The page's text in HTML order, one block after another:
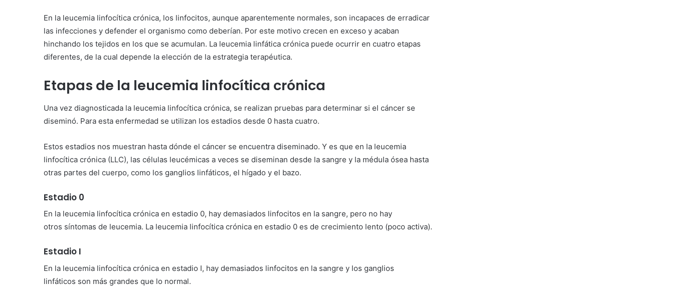
En la leucemia linfocítica crónica, los linfocitos, aunque aparentemente normales, son incapaces de erradicar
las infecciones y defender el organismo como deberían. Por este motivo crecen en exceso y acaban
hinchando los tejidos en los que se acumulan. La leucemia linfática crónica puede ocurrir en cuatro etapas
diferentes, de la cual depende la elección de la estrategia terapéutica.
Etapas de la leucemia linfocítica crónica
Una vez diagnosticada la leucemia linfocítica crónica, se realizan pruebas para determinar si el cáncer se
diseminó. Para esta enfermedad se utilizan los estadios desde 0 hasta cuatro.
Estos estadios nos muestran hasta dónde el cáncer se encuentra diseminado. Y es que en la leucemia
linfocítica crónica (LLC), las células leucémicas a veces se diseminan desde la sangre y la médula ósea hasta
otras partes del cuerpo, como los ganglios linfáticos, el hígado y el bazo.
Estadio 0
En la leucemia linfocítica crónica en estadio 0, hay demasiados linfocitos en la sangre, pero no hay
otros síntomas de leucemia. La leucemia linfocítica crónica en estadio 0 es de crecimiento lento (poco activa).
Estadio I
En la leucemia linfocítica crónica en estadio I, hay demasiados linfocitos en la sangre y los ganglios
linfáticos son más grandes que lo normal.